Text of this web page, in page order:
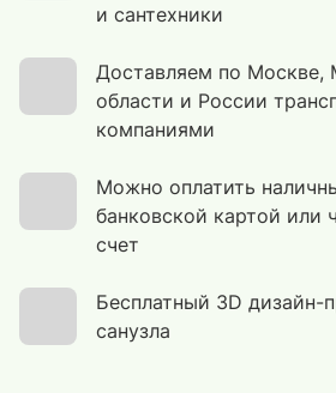
и сантехники
Доставляем по Москве,
области и России
компаниями
Можно оплатить
банковской картой или
счет
Бесплатный 3D дизайн-
санузла